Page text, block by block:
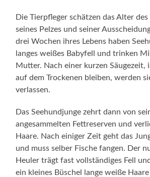
Die Tierpfleger schätzen das Alter des
seines Pelzes und seiner
drei Wochen ihres Lebens haben
langes weißes Babyfell und trinken
Mutter. Nach einer kurzen Säugezeit,
auf dem Trockenen bleiben, werden
verlassen.
Das Seehundjunge zehrt dann von
angesammelten Fettreserven und
Haare. Nach einiger Zeit geht das
und muss selber Fische fangen. Der
Heuler trägt fast vollständiges Fell
ein kleines Büschel lange weiße